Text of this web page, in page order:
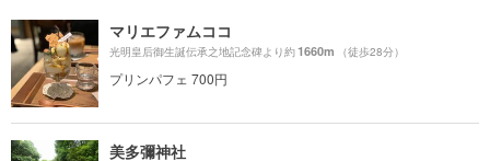
マリエファムココ
光明皇后御生誕伝承之地記念碑より約1660m （徒歩28分）
プリンパフェ 700円
美多彌神社